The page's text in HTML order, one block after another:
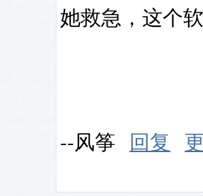
她救急，这个
--风筝 回复